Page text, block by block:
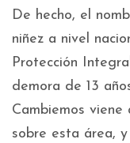
De hecho, el
niñez a nivel
Protección
demora de 13
Cambiemos
sobre esta área,